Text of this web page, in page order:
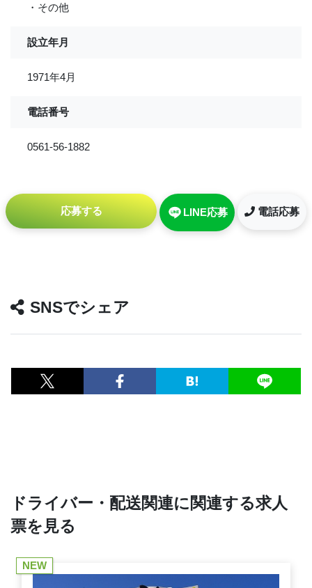
・その他
設立年月
1971年4月
電話番号
0561-56-1882
応募する LINE応募 電話応募
SNSでシェア
ドライバー・配送関連に関連する求人
票を見る
NEW